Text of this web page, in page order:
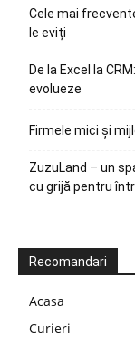
Cele mai
le eviți
De la Excel la
evolueze
Firmele mici și
ZuzuLand – un
cu grijă pentru
Recomandari
Acasa
Curieri